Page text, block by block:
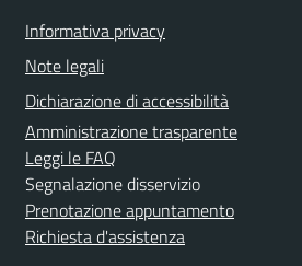
Informativa privacy
Note legali
Dichiarazione di accessibilità
Amministrazione trasparente
Leggi le FAQ
Segnalazione disservizio
Prenotazione appuntamento
Richiesta d'assistenza